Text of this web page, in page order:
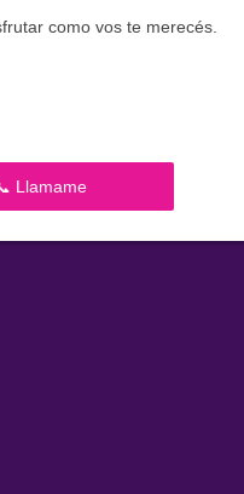
como vos te merecés.
Llamame